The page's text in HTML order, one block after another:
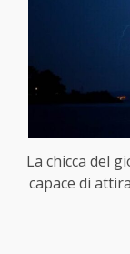
La chicca del
capace di